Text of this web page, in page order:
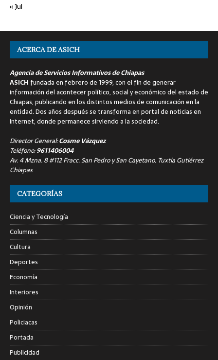
« Jul
ACERCA DE ASICH
Agencia de Servicios Informativos de Chiapas
ASICH fundada en febrero de 1999, con el fin de generar
información del acontecer político, social y económico del estado de
Chiapas, publicando en los distintos medios de comunicación en la
entidad. Dos años después se transforma en portal de noticias en
internet, donde permanece sirviendo a la sociedad.
Director General:Cosme Vázquez
Teléfono:9611406004
Av. 4 Mzna. 8 #112 Fracc. San Pedro y San Cayetano, Tuxtla Gutiérrez
Chiapas
CATEGORÍAS
Ciencia y Tecnología
Columnas
Cultura
Deportes
Economía
Interiores
Opinión
Policiacas
Portada
Publicidad